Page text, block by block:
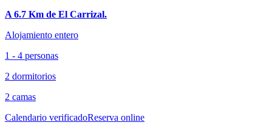
A 6.7 Km de El Carrizal.
Alojamiento entero
1 - 4 personas
2 dormitorios
2 camas
Calendario verificadoReserva online